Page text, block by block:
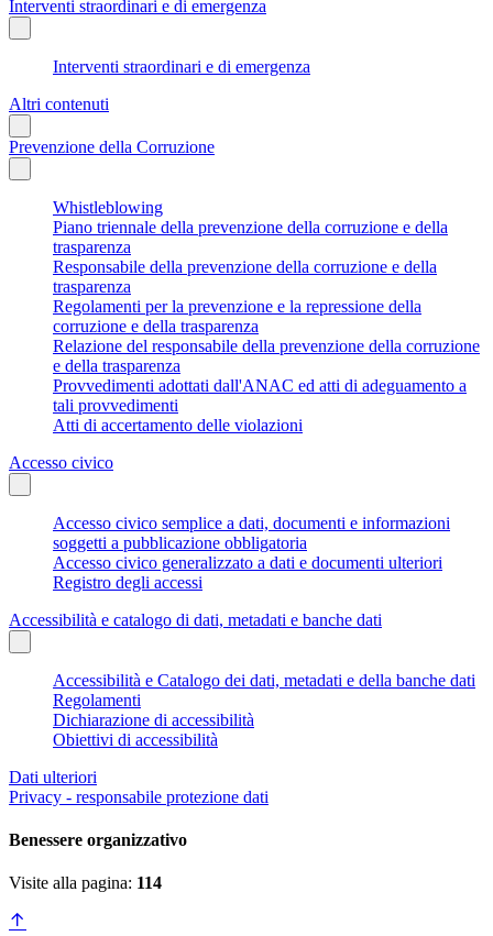
Interventi straordinari e di emergenza
Interventi straordinari e di emergenza
Altri contenuti
Prevenzione della Corruzione
Whistleblowing
Piano triennale della prevenzione della corruzione e della
trasparenza
Responsabile della prevenzione della corruzione e della
trasparenza
Regolamenti per la prevenzione e la repressione della
corruzione e della trasparenza
Relazione del responsabile della prevenzione della corruzione
e della trasparenza
Provvedimenti adottati dall'ANAC ed atti di adeguamento a
tali provvedimenti
Atti di accertamento delle violazioni
Accesso civico
Accesso civico semplice a dati, documenti e informazioni
soggetti a pubblicazione obbligatoria
Accesso civico generalizzato a dati e documenti ulteriori
Registro degli accessi
Accessibilità e catalogo di dati, metadati e banche dati
Accessibilità e Catalogo dei dati, metadati e della banche dati
Regolamenti
Dichiarazione di accessibilità
Obiettivi di accessibilità
Dati ulteriori
Privacy - responsabile protezione dati
Benessere organizzativo
Visite alla pagina: 114